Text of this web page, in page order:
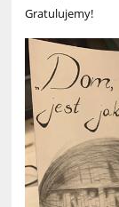
Gratulujemy!